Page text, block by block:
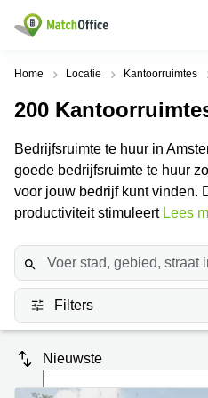
Huren / Verhuren
Productpagina's
Kantoorruimten
Business
Centers
Coworking
Vergaderruimten
Virtueel
Kantoor
Populaire
Alkmaar
Amsterdam
Oost
Amsterdam
Westpoort
Bergen
op
Zoom
Amersfoort
Breda
Populaire
Kantoorruimte
in Breda
Kantoor
Bergen
op
Zoom
Kantoor
huren
Kantoor
huren
Help
Over ons
Voeg je kantoorruimte toe
Huurprijs
Log in
Home Locatie Kantoorruimtes
200
Bedrijfsruimte te huur in
goede bedrijfsruimte te huur
voor jouw bedrijf kunt vinden.
productiviteit stimuleert Lees
Filters
Nieuwste